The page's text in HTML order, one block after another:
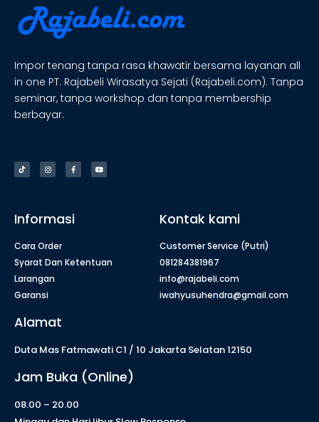
Impor tenang tanpa rasa khawatir bersama layanan all
in one PT. Rajabeli Wirasatya Sejati (Rajabeli.com). Tanpa
seminar, tanpa workshop dan tanpa membership
berbayar.
Informasi
Cara Order
Syarat Dan Ketentuan
Larangan
Garansi
Kontak kami
Customer Service (Putri)
081284381967
info@rajabeli.com
iwahyusuhendra@gmail.com
Alamat
Duta Mas Fatmawati C1 / 10 Jakarta Selatan 12150
Jam Buka (Online)
08.00 – 20.00